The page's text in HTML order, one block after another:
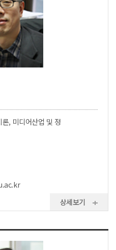
론, 미디어산업 및 정
상세보기